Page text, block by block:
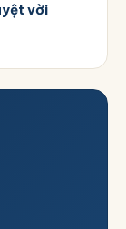
vời